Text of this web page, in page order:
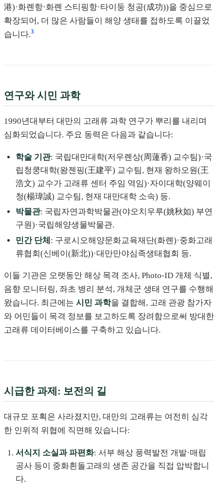
港)·화롄항·화롄 스티핑항·타이둥 청공(成功))을 중심으로
확장되어, 더 많은 사람들이 해양 생태를 접하도록 이끌었
습니다.3
연구와 시민 과학
1990년대부터 대만의 고래류 과학 연구가 뿌리를 내리며
심화되었습니다. 주요 동력은 다음과 같습니다:
학술 기관: 국립대만대학(저우롄상(周蓮香) 교수팀)·국
립청쿵대학(왕젠핑(王建平) 교수팀, 현재 왕하오원(王
浩文) 교수가 고래류 센터 주임 역임)·자이대학(양웨이
청(楊瑋誠) 교수팀, 현재 대만대학 소속) 등.
박물관: 국립자연과학박물관(야오치우루(姚秋如) 부연
구원)·국립해양생물박물관.
민간 단체 : 구로시오해양문화교육재단(화롄)·중화고래
류협회(신베이(新北))·대만만야심족생태협회 등.
이들 기관은 오랫동안 해상 목격 조사, Photo-ID 개체 식별,
음향 모니터링, 좌초 병리 분석, 개체군 생태 연구를 수행해
왔습니다. 최근에는 시민 과학을 결합해, 고래 관광 참가자
와 어민들이 목격 정보를 보고하도록 장려함으로써 방대한
고래류 데이터베이스를 구축하고 있습니다.
시급한 과제: 보전의 길
대규모 포획은 사라졌지만, 대만의 고래류는 여전히 심각
한 인위적 위협에 직면해 있습니다:
서식지 소실과 파편화: 서부 해상 풍력발전 개발·매립
공사 등이 중화흰돌고래의 생존 공간을 직접 압박합니
다.